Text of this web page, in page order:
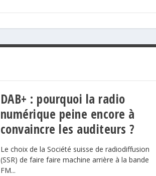
DAB+ : pourquoi la radio
numérique peine encore à
convaincre les auditeurs ?
Le choix de la Société suisse de radiodiffusion
(SSR) de faire faire machine arrière à la bande
FM...